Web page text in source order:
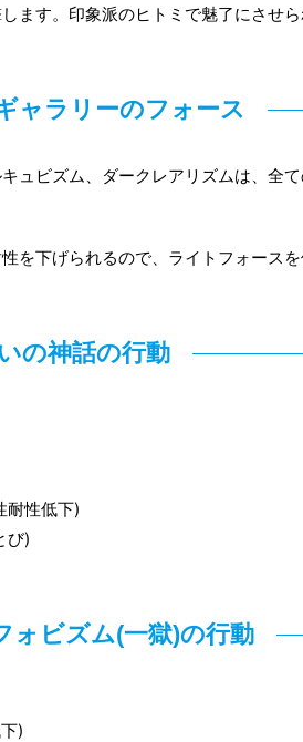
ます。印象派のヒトミで魅了にさせ
ャラリーのフォース
ュビズム、ダークレアリズムは、全
を下げられるので、ライトフォース
の神話の行動
耐性低下)
び)
ォビズム(一獄)の行動
)